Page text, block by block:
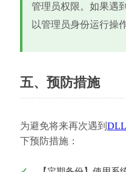
管理员权限。如果遇
以管理员身份运行操作
五、预防措施
为避免将来再次遇到
下预防措施：